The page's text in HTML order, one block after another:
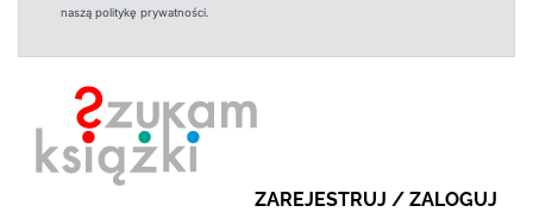
naszą politykę prywatności.
ZAREJESTRUJ / ZALOGUJ